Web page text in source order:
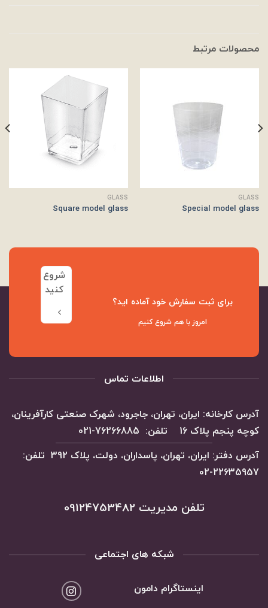
محصولات مرتبط
GLASS
Special model glass
GLASS
Square model glass
برای ثبت سفارش خود آماده اید؟
امروز با هم شروع کنیم
شروع
کنید
اطلاعات تماس
آدرس کارخانه: ایران، تهران، جاجرود، شهرک صنعتی کارآفرینان،
کوچه پنجم پلاک 16 تلفن: 76266885-021
آدرس دفتر: ایران، تهران، پاسداران، دولت، پلاک 392 تلفن:
22635957-02
تلفن مدیریت 09124753482
شبکه های اجتماعی
اینستاگرام دامون